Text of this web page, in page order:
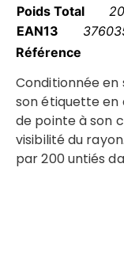
Poids Total
EAN13
Référence
Conditionnée en
son étiquette en
de pointe à son
visibilité du
par 200 untiés